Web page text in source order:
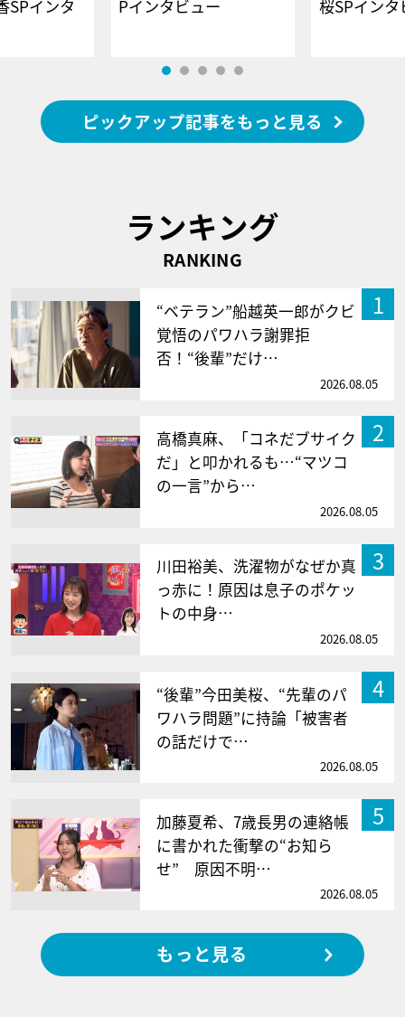
SPインタ Pインタビュー 桜SPイ
ピックアップ記事をもっと見る
ランキング
RANKING
1
“ベテラン”船越英一郎がクビ
覚悟のパワハラ謝罪拒
否！“後輩”だけ…
2026.08.05
2
高橋真麻、「コネだブサイク
だ」と叩かれるも…“マツコ
の一言”から…
2026.08.05
3
川田裕美、洗濯物がなぜか真
っ赤に！原因は息子のポケッ
トの中身…
2026.08.05
4
“後輩”今田美桜、“先輩のパ
ワハラ問題”に持論「被害者
の話だけで…
2026.08.05
5
加藤夏希、7歳長男の連絡帳
に書かれた衝撃の“お知ら
せ” 原因不明…
2026.08.05
もっと見る